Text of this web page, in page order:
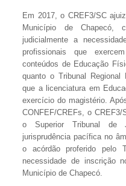
Em 2017, o CREF3/SC
Município de Chapecó,
judicialmente a
profissionais que
conteúdos de Educação
quanto o Tribunal Regional
que a licenciatura em
exercício do magistério.
CONFEF/CREFs, o
o Superior Tribunal de
jurisprudência pacífica no
o acórdão proferido pelo
necessidade de inscrição
Município de Chapecó.